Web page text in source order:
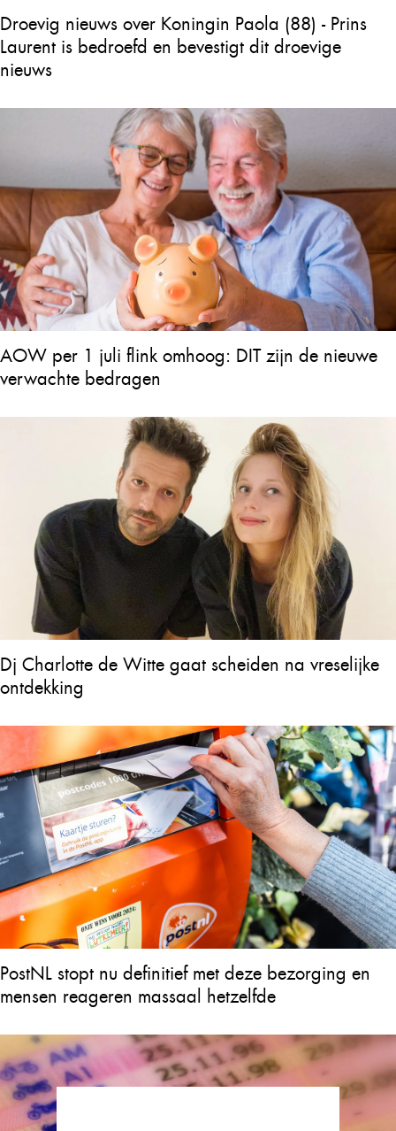
Droevig nieuws over Koningin Paola (88) - Prins
Laurent is bedroefd en bevestigt dit droevige
nieuws
AOW per 1 juli flink omhoog: DIT zijn de nieuwe
verwachte bedragen
Dj Charlotte de Witte gaat scheiden na vreselijke
ontdekking
PostNL stopt nu definitief met deze bezorging en
mensen reageren massaal hetzelfde